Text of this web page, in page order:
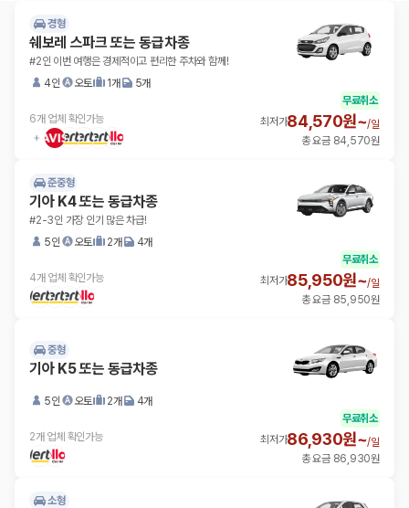
경형
쉐보레 스파크 또는 동급차종
#2인 이번 여행은 경제적이고 편리한 주차와 함께!
4인
오토 1개 5개
6개 업체 확인가능
무료취소
최저가84,570원~/일
총 요금 84,570원
준중형
기아 K4 또는 동급차종
#2-3인 가장 인기 많은 차급!
5인
오토 2개 4개
4개 업체 확인가능
무료취소
최저가85,950원~/일
총 요금 85,950원
중형
기아 K5 또는 동급차종
5인 오토 2개 4개
2개 업체 확인가능
무료취소
최저가86,930원~/일
총 요금 86,930원
소형